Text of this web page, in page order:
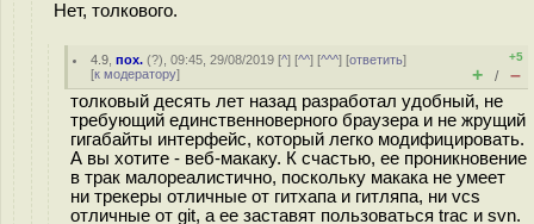
Нет, толкового.
4.9 ,пох. (?), 09:45, 29/08/2019 [^] [^^] [^^^] [ответить]
[к модератору]
+5
+ / –
толковый десять лет назад разработал удобный, не
требующий единственноверного браузера и не жрущий
гигабайты интерфейс, который легко модифицировать.
А вы хотите - веб-макаку. К счастью, ее проникновение
в трак малореалистично, поскольку макака не умеет
ни трекеры отличные от гитхапа и гитляпа, ни vcs
отличные от git, а ее заставят пользоваться trac и svn.